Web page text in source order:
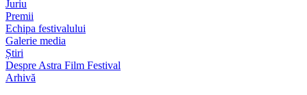
Juriu
Premii
Echipa festivalului
Galerie media
Știri
Despre Astra Film Festival
Arhivă